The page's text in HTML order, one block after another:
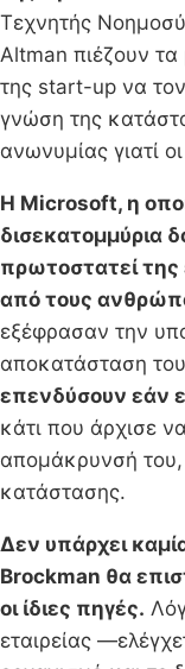
Τεχνητής
Altman πιέζουν τα
της start-up να
γνώση της
ανωνυμίας γιατί
Η Microsoft, η
δισεκατομμύρια
πρωτοστατεί της
από τους
εξέφρασαν την
αποκατάσταση
επενδύσουν εάν
κάτι που άρχισε
απομάκρυνσή
κατάστασης.
Δεν υπάρχει
Brockman θα
οι ίδιες πηγές.
εταιρείας